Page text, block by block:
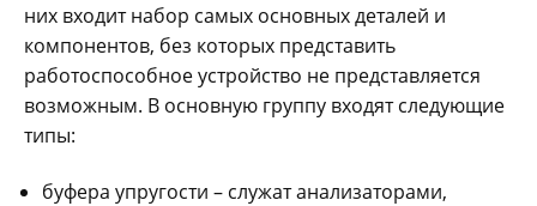
них входит набор самых основных деталей и
компонентов, без которых представить
работоспособное устройство не представляется
возможным. В основную группу входят следующие
типы:
буфера упругости – служат анализаторами,